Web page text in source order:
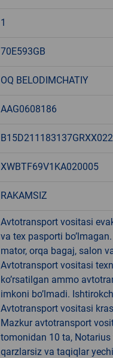
1
70E593GB
OQ BELODIMCHATIY
AAG0608186
XWBTF69V1KA020005
RAKAMSIZ
Avtotransport vositasi
va tex pasporti
mator, orqa bagaj, salon
Avtotransport vositasi
ko’rsatilgan ammo
imkoni bo’lmadi.
Avtotransport vositasi
Mazkur avtotransport
tomonidan 10 ta,
qarzlarsiz va taqiqlar